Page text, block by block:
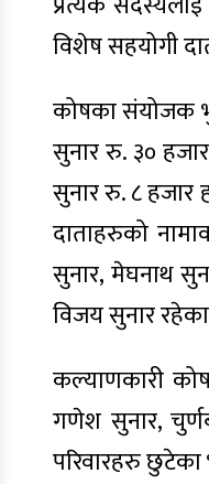
विशेष सहयोगी
कोषका संयोजक
सुनार रु. ३०
सुनार रु. ८ हजार
दाताहरुको
सुनार, मेघनाथ
विजय सुनार
कल्याणकारी
गणेश सुनार,
परिवारहरु